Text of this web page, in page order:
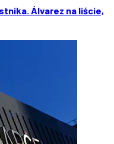
Álvarez na liście,